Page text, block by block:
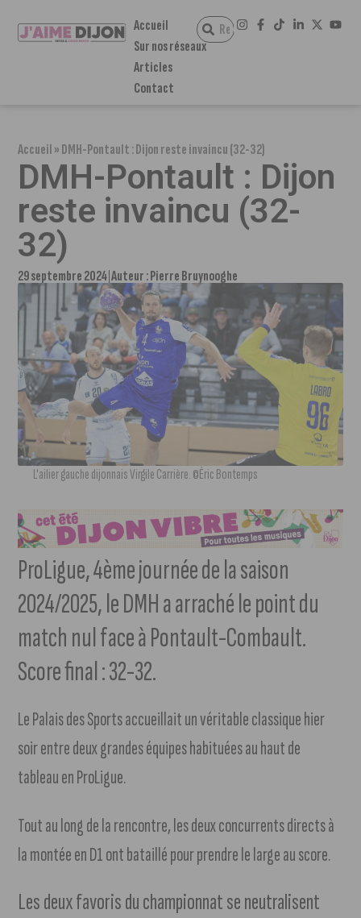
Accueil
Sur nos réseaux
Articles
Contact
Accueil»DMH-Pontault : Dijon reste invaincu (32-32)
DMH-Pontault : Dijon
reste invaincu (32-
32)
29 septembre 2024 Auteur :Pierre Bruynooghe
L'ailier gauche dijonnais Virgile Carrière. ©Éric Bontemps
ProLigue, 4ème journée de la saison
2024/2025, le DMH a arraché le point du
match nul face à Pontault-Combault.
Score final : 32-32.
Le Palais des Sports accueillait un véritable classique hier
soir entre deux grandes équipes habituées au haut de
tableau en ProLigue.
Tout au long de la rencontre, les deux concurrents directs à
la montée en D1 ont bataillé pour prendre le large au score.
Les deux favoris du championnat se neutralisent